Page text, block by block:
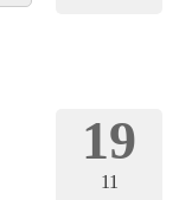
19
11